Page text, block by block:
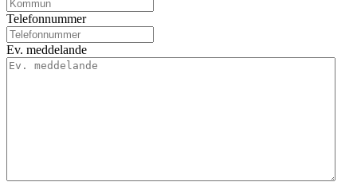
Telefonnummer
Ev. meddelande